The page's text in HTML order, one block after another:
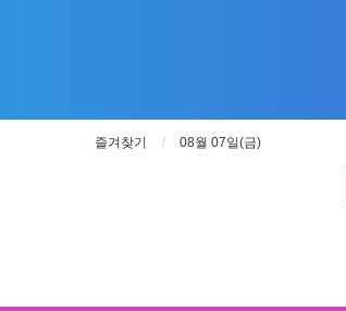
즐겨찾기 08월 07일(금)